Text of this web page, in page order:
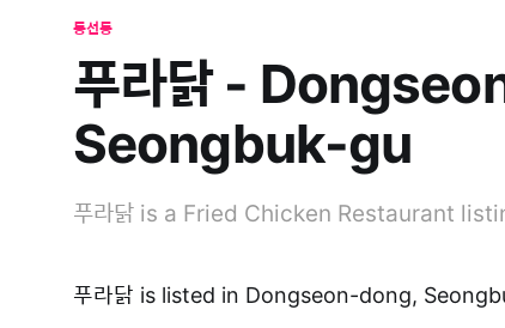
동선동
푸라닭 -
Seongbuk-gu
푸라닭 is a Fried Chicken Restaurant
푸라닭 is listed in Dongseon-dong,